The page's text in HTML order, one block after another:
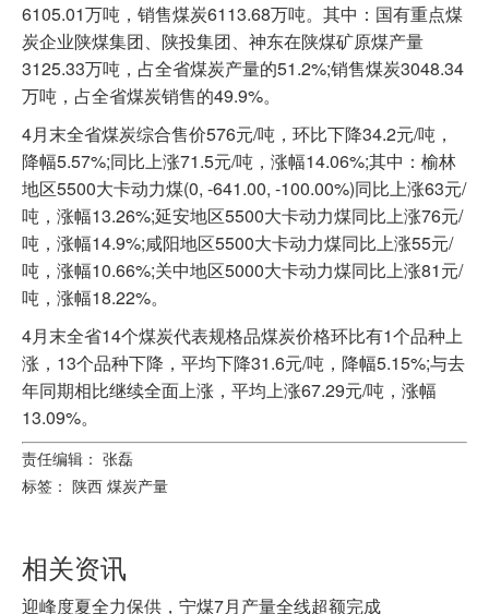
分布式能源
6105.01万吨，销售煤炭6113.68万吨。其中：国有重点煤
炭企业陕煤集团、陕投集团、神东在陕煤矿原煤产量
3125.33万吨，占全省煤炭产量的51.2%;销售煤炭3048.34
万吨，占全省煤炭销售的49.9%。
4月末全省煤炭综合售价576元/吨，环比下降34.2元/吨，
降幅5.57%;同比上涨71.5元/吨，涨幅14.06%;其中：榆林
地区5500大卡动力煤(0, -641.00, -100.00%)同比上涨63元/
吨，涨幅13.26%;延安地区5500大卡动力煤同比上涨76元/
吨，涨幅14.9%;咸阳地区5500大卡动力煤同比上涨55元/
吨，涨幅10.66%;关中地区5000大卡动力煤同比上涨81元/
吨，涨幅18.22%。
4月末全省14个煤炭代表规格品煤炭价格环比有1个品种上
涨，13个品种下降，平均下降31.6元/吨，降幅5.15%;与去
年同期相比继续全面上涨，平均上涨67.29元/吨，涨幅
13.09%。
责任编辑： 张磊
标签： 陕西 煤炭产量
相关资讯
迎峰度夏全力保供，宁煤7月产量全线超额完成